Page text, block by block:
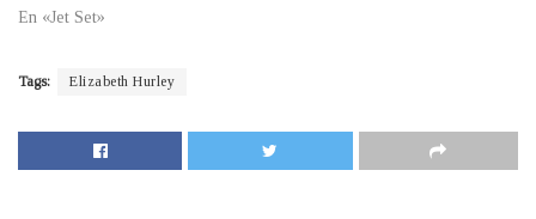
En «Jet Set»
Tags: Elizabeth Hurley